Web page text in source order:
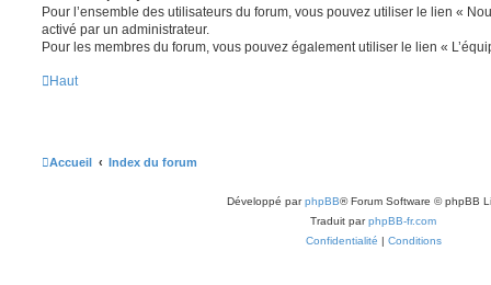
Pour l’ensemble des utilisateurs du forum, vous pouvez utiliser le lien «
activé par un administrateur.
Pour les membres du forum, vous pouvez également utiliser le lien «
Haut
Accueil Index du forum
Développé parphpBB® Forum Software © phpBB
Traduit parphpBB-fr.com
Confidentialité | Conditions